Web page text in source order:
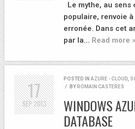
Le mythe, au sens
populaire, renvoie
erronée. Dans cet
par la… Read more »
POSTED IN AZURE - CLOUD
/
BY ROMAIN CASTERES
WINDOWS
DATABASE
17
SEP2013